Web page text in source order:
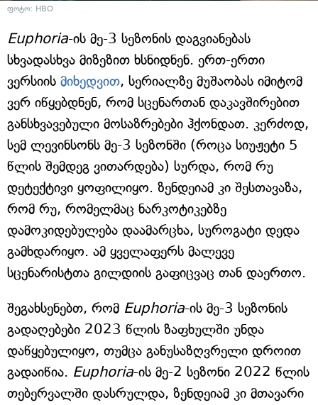
ფოტო: HBO
Euphoria-ის მე-3 სეზონის დაგვიანებას
სხვადასხვა მიზეზით ხსნიდნენ. ერთ-ერთი
ვერსიის მიხედვით, სერიალზე მუშაობას იმიტომ
ვერ იწყებდნენ, რომ სცენართან დაკავშირებით
განსხვავებული მოსაზრებები ჰქონდათ. კერძოდ,
სემ ლევინსონს მე-3 სეზონში (როცა სიუჟეტი 5
წლის შემდეგ ვითარდება) სურდა, რომ რუ
დეტექტივი ყოფილიყო. ზენდეიამ კი შესთავაზა,
რომ რუ, რომელმაც ნარკოტიკებზე
დამოკიდებულება დაამარცხა, სუროგატი დედა
გამხდარიყო. ამ ყველაფერს მალევე
სცენარისტთა გილდიის გაფიცვაც თან დაერთო.
შეგახსენებთ, რომ Euphoria-ის მე-3 სეზონის
გადაღებები 2023 წლის ზაფხულში უნდა
დაწყებულიყო, თუმცა განუსაზღვრელი დროით
გადაიწია. Euphoria-ის მე-2 სეზონი 2022 წლის
თებერვალში დასრულდა, ზენდეიამ კი მთავარი